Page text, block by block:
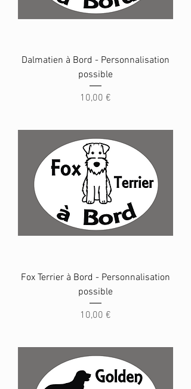
Dalmatien à Bord - Personnalisation
possible
Prix
10,00 €
Fox Terrier à Bord - Personnalisation
possible
Prix
10,00 €